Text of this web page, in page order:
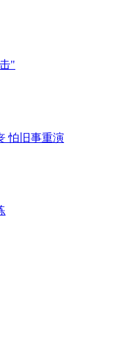
"
怕旧事重演